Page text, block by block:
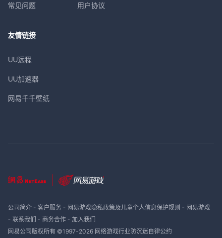
常见问题 用户协议
友情链接
UU远程
UU加速器
网易千千壁纸
公司简介- 客户服务- 网易游戏隐私政策及儿童个人信息保护规则 - 网易游戏
- 联系我们 - 商务合作- 加入我们
网易公司版权所有 ©1997-2026 网络游戏行业防沉迷自律公约